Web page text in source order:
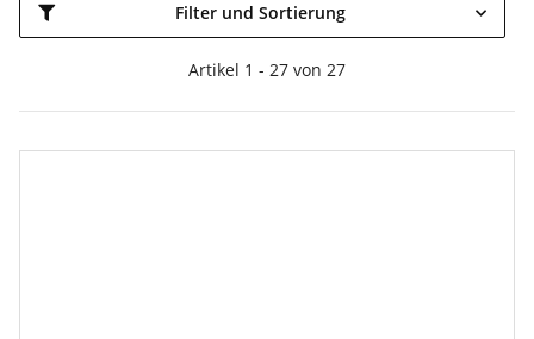
Filter und Sortierung
Artikel 1 - 27 von 27